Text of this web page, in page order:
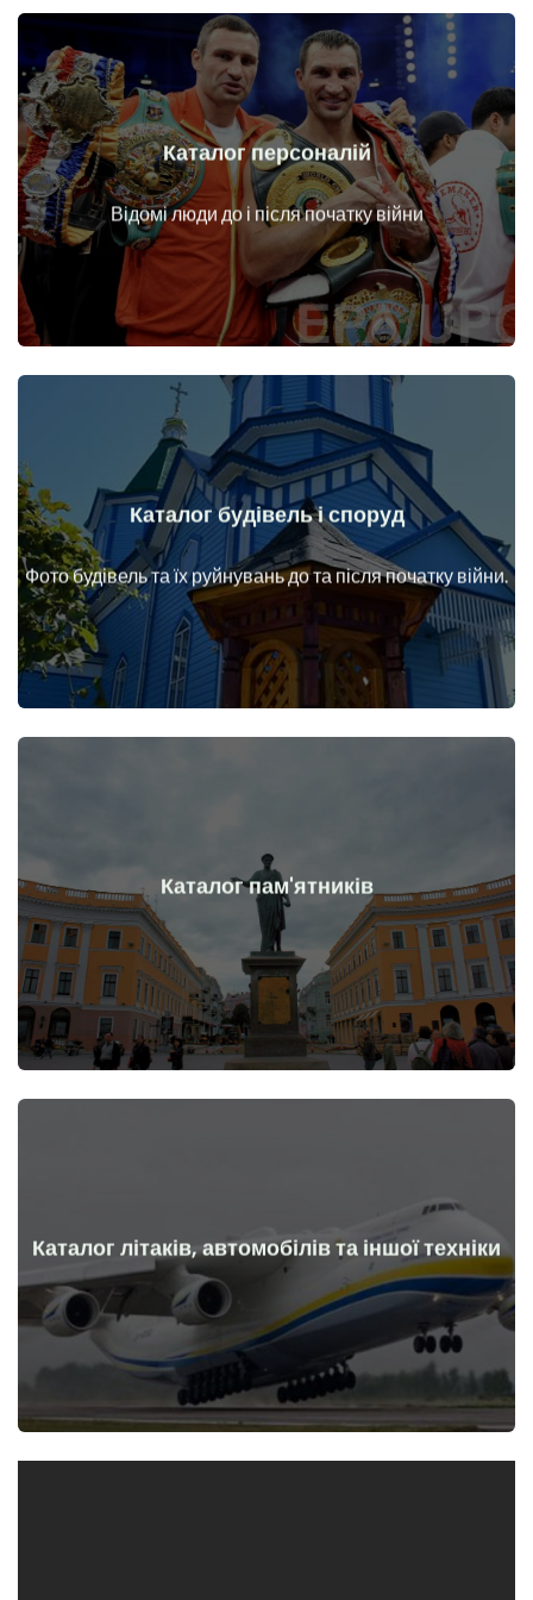
Каталог персоналій
Відомі люди до і після початку війни
Особи до і після початку війни
Докладніше
Каталог будівель і споруд
Фото будівель та їх руйнувань до та після початку війни.
Будинки, споруди, конструкції, об'єкти до та після початку
війни
Докладніше
Каталог пам'ятників
Пам'ятники, витвори мистецтва до та після початку
війни
Докладніше
Каталог літаків, автомобілів та іншої техніки
Літаки, машини, технічні засоби до та після початку війни
Докладніше